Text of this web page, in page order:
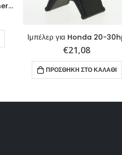
Ιμπέλερ για Mercury/Mariner/Honda
Ιμπέλερ για Honda 20-
€21,08
ΠΡΟΣΘΉΚΗ ΣΤΟ ΚΑΛΆΘΙ